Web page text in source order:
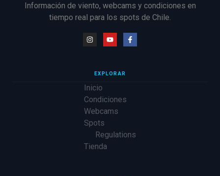
Información de viento, webcams y condiciones en
tiempo real para los spots de Chile.
EXPLORAR
Inicio
Condiciones
Webcams
Spots
Regulations
Tienda